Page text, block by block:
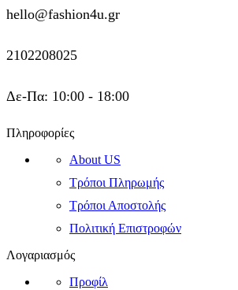
hello@fashion4u.gr
2102208025
Δε-Πα: 10:00 - 18:00
Πληροφορίες
About US
Τρόποι Πληρωμής
Τρόποι Αποστολής
Πολιτική Επιστροφών
Λογαριασμός
Προφίλ